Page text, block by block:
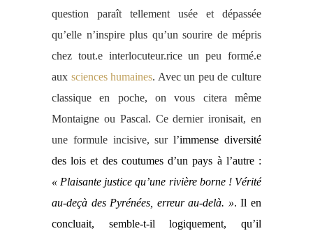
question paraît tellement usée et dépassée
qu’elle n’inspire plus qu’un sourire de mépris
chez tout.einterlocuteur.riceun peu formé.e
aux sciences humaines. Avec un peu de culture
classique en poche, on vous citera même
Montaigne ou Pascal. Ce dernier ironisait, en
une formule incisive, surl’immensediversité
des lois et des coutumes d’un pays à l’autre :
« Plaisante justice qu’une rivière borne ! Vérité
au‑deçà des Pyrénées, erreur au‑delà. ». Il en
concluait, semble-t-il logiquement, qu’il